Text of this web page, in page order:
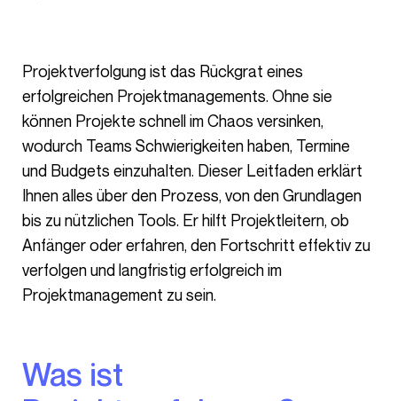
Projektverfolgung ist das Rückgrat eines
erfolgreichen Projektmanagements. Ohne sie
können Projekte schnell im Chaos versinken,
wodurch Teams Schwierigkeiten haben, Termine
und Budgets einzuhalten. Dieser Leitfaden erklärt
Ihnen alles über den Prozess, von den Grundlagen
bis zu nützlichen Tools. Er hilft Projektleitern, ob
Anfänger oder erfahren, den Fortschritt effektiv zu
verfolgen und langfristig erfolgreich im
Projektmanagement zu sein.
Was ist